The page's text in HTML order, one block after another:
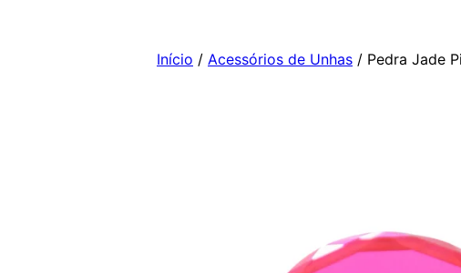
Início / Acessórios de Unhas / Pedra Jade